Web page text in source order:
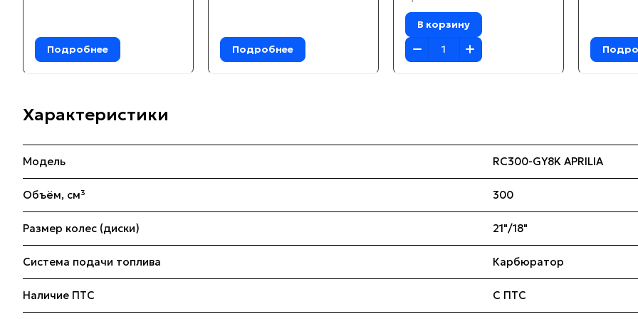
Подробнее Подробнее
В корзину
Характеристики
Модель RC300-GY8K APRILIA
Объём, см³ 300
Размер колес (диски) 21"/18"
Система подачи топлива Карбюратор
Наличие ПТС С ПТС